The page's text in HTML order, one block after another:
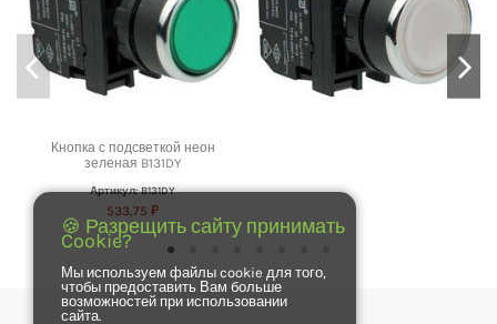
Кнопка с подсветкой неон
зеленая B131DY
Артикул: B131DY
533,75 ₽
🍪 Разрещить сайту принимать
Cookie?
Мы используем файлы cookie для того,
чтобы предоставить Вам больше
возможностей при использовании
сайта.